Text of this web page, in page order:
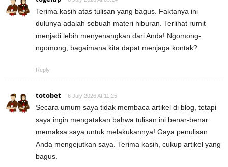
Terima kasih atas tulisan yang bagus. Faktanya ini
dulunya adalah sebuah materi hiburan. Terlihat rumit
menjadi lebih menyenangkan dari Anda! Ngomong-
ngomong, bagaimana kita dapat menjaga kontak?
Reply
totobet 6 July 2026 At 11:25
Secara umum saya tidak membaca artikel di blog, tetapi
saya ingin mengatakan bahwa tulisan ini benar-benar
memaksa saya untuk melakukannya! Gaya penulisan
Anda mengejutkan saya. Terima kasih, cukup artikel yang
bagus.